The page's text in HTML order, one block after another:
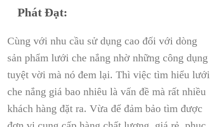
Phát Đạt:
Cùng với nhu cầu sử dụng cao đối với dòng
sản phẩm lưới che nắng nhờ những công dụng
tuyệt vời mà nó đem lại. Thì việc tìm hiểu lưới
che nắng giá bao nhiêu là vấn đề mà rất nhiều
khách hàng đặt ra. Vừa để đảm bảo tìm được